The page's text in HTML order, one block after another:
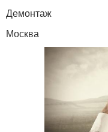
Демонтаж
Москва